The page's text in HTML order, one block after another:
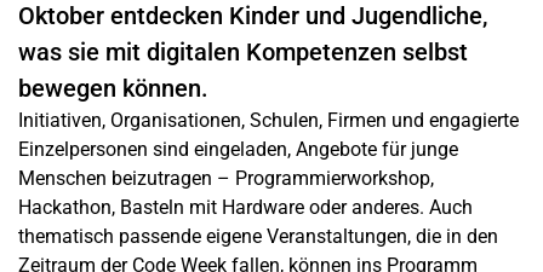
Oktober entdecken Kinder und Jugendliche,
was sie mit digitalen Kompetenzen selbst
bewegen können.
Initiativen, Organisationen, Schulen, Firmen und engagierte
Einzelpersonen sind eingeladen, Angebote für junge
Menschen beizutragen – Programmierworkshop,
Hackathon, Basteln mit Hardware oder anderes. Auch
thematisch passende eigene Veranstaltungen, die in den
Zeitraum der Code Week fallen, können ins Programm